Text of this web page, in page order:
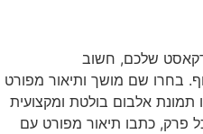
שלכם, חשוב
בחרו שם מושך ותיאור מפורט
תמונת אלבום בולטת ומקצועית
פרק, כתבו תיאור מפורט עם